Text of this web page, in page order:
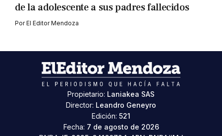
de la adolescente a sus padres fallecidos
PorEl Editor Mendoza
Propietario: Laniakea SAS
Director: Leandro Geneyro
Edición: 521
Fecha: 7 de agosto de 2026